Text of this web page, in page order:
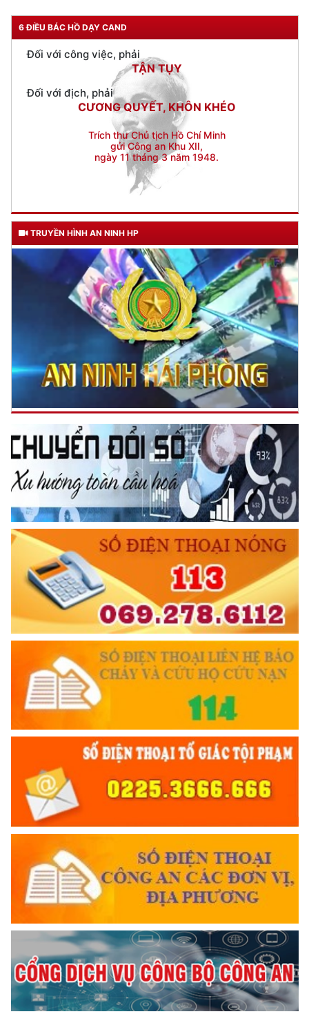
6 ĐIỀU BÁC HỒ DẠY CAND
TẬN TỤY
CƯƠNG QUYẾT, KHÔN KHÉO
Trích thư Chủ tịch Hồ Chí Minh
gửi Công an Khu XII,
ngày 11 tháng 3 năm 1948.
TRUYỀN HÌNH AN NINH HP